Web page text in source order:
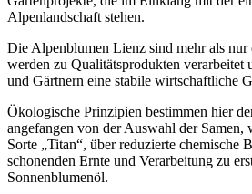
Alpenlandschaft stehen.
Die Alpenblumen Lienz sind mehr als nur
werden zu Qualitätsprodukten verarbeitet
und Gärtnern eine stabile wirtschaftliche
Ökologische Prinzipien bestimmen hier
angefangen von der Auswahl der Samen,
Sorte „Titan“, über reduzierte chemische
schonenden Ernte und Verarbeitung zu
Sonnenblumenöl.